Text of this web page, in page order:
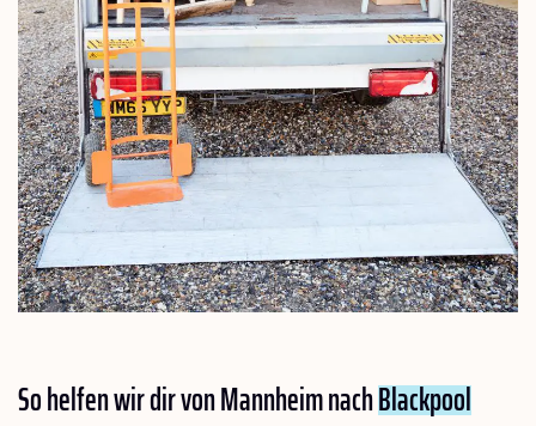
So helfen wir dir von Mannheim nachBlackpool